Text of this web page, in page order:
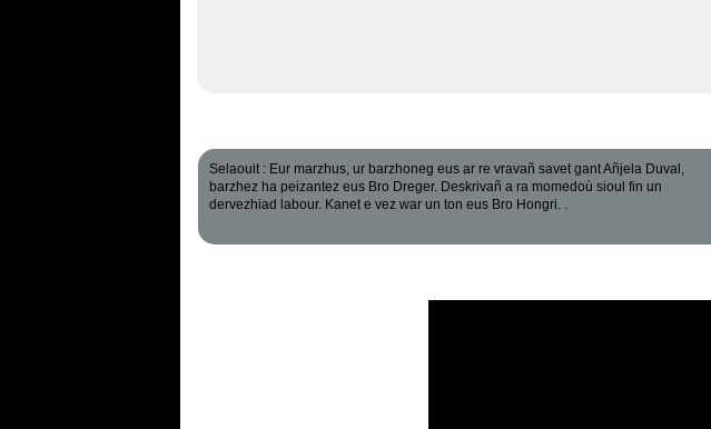
Selaouit : Eur marzhus, ur barzhoneg eus ar re vravañ savet gant Añjela Duval,
barzhez ha peizantez eus Bro Dreger. Deskrivañ a ra momedoù sioul fin un
dervezhiad labour. Kanet e vez war un ton eus Bro Hongri. .